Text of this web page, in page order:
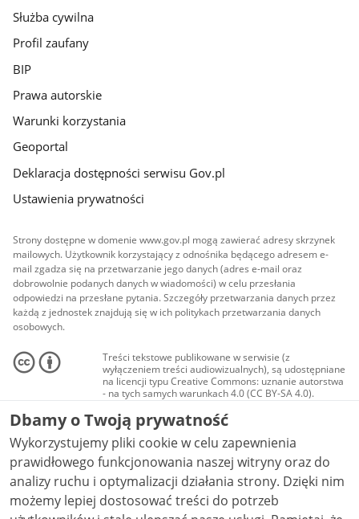
Służba cywilna
Profil zaufany
BIP
Prawa autorskie
Warunki korzystania
Geoportal
Deklaracja dostępności serwisu Gov.pl
Ustawienia prywatności
Strony dostępne w domenie www.gov.pl mogą zawierać adresy skrzynek
mailowych. Użytkownik korzystający z odnośnika będącego adresem e-
mail zgadza się na przetwarzanie jego danych (adres e-mail oraz
dobrowolnie podanych danych w wiadomości) w celu przesłania
odpowiedzi na przesłane pytania. Szczegóły przetwarzania danych przez
każdą z jednostek znajdują się w ich politykach przetwarzania danych
osobowych.
Treści tekstowe publikowane w serwisie (z
wyłączeniem treści audiowizualnych), są udostępniane
na licencji typu Creative Commons: uznanie autorstwa
- na tych samych warunkach 4.0 (CC BY-SA 4.0).
Materiały audiowizualne, w tym zdjęcia, materiały
audio i wideo, są udostępniane na licencji typu
Creative Commons: uznanie autorstwa użycie
niekomercyjne - bez utworów zależnych 4.0 (CC BY-
NC-ND 4.0), o ile nie jest to stwierdzone inaczej.
Dbamy o Twoją prywatność
Wykorzystujemy pliki cookie w celu zapewnienia
prawidłowego funkcjonowania naszej witryny oraz do
analizy ruchu i optymalizacji działania strony. Dzięki nim
możemy lepiej dostosować treści do potrzeb